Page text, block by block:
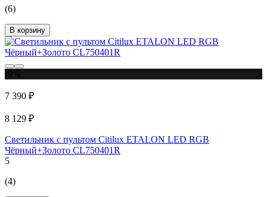
(6)
В корзину
7 390 ₽
8 129 ₽
Светильник с пультом Citilux ETALON LED RGB
Чёрный+Золото CL750401R
5
(4)